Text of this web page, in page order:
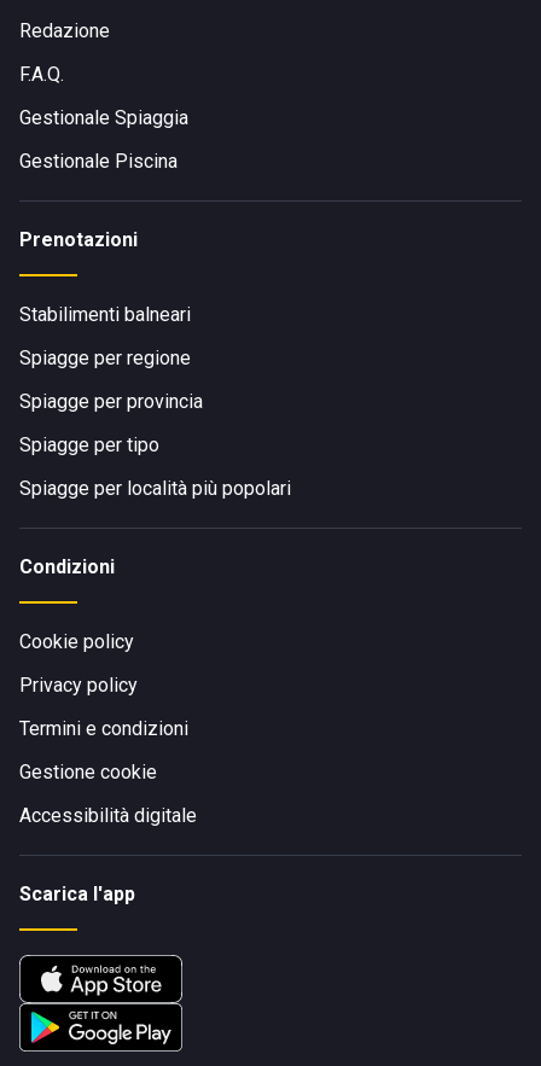
Redazione
F.A.Q.
Gestionale Spiaggia
Gestionale Piscina
Prenotazioni
Stabilimenti balneari
Spiagge per regione
Spiagge per provincia
Spiagge per tipo
Spiagge per località più popolari
Condizioni
Cookie policy
Privacy policy
Termini e condizioni
Gestione cookie
Accessibilità digitale
Scarica l'app